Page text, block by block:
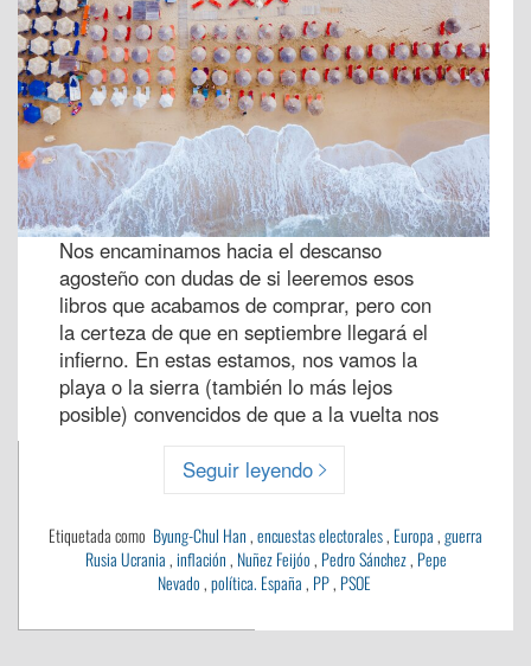
Nos encaminamos hacia el descanso
agosteño con dudas de si leeremos esos
libros que acabamos de comprar, pero con
la certeza de que en septiembre llegará el
infierno. En estas estamos, nos vamos la
playa o la sierra (también lo más lejos
posible) convencidos de que a la vuelta nos
Seguir leyendo
Etiquetada como Byung-Chul Han,encuestas electorales, Europa,guerra
Rusia Ucrania,inflación, Nuñez Feijóo, Pedro Sánchez, Pepe
Nevado,política. España, PP, PSOE